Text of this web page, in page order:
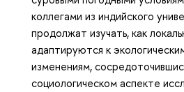
коллегами из индийского
продолжат изучать, как
адаптируются к
изменениям,
социологическом аспекте